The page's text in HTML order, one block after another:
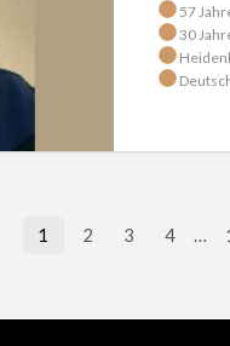
57
30
1 2 3 4 …